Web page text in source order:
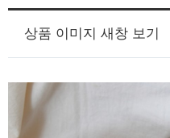
상품 이미지 새창 보기